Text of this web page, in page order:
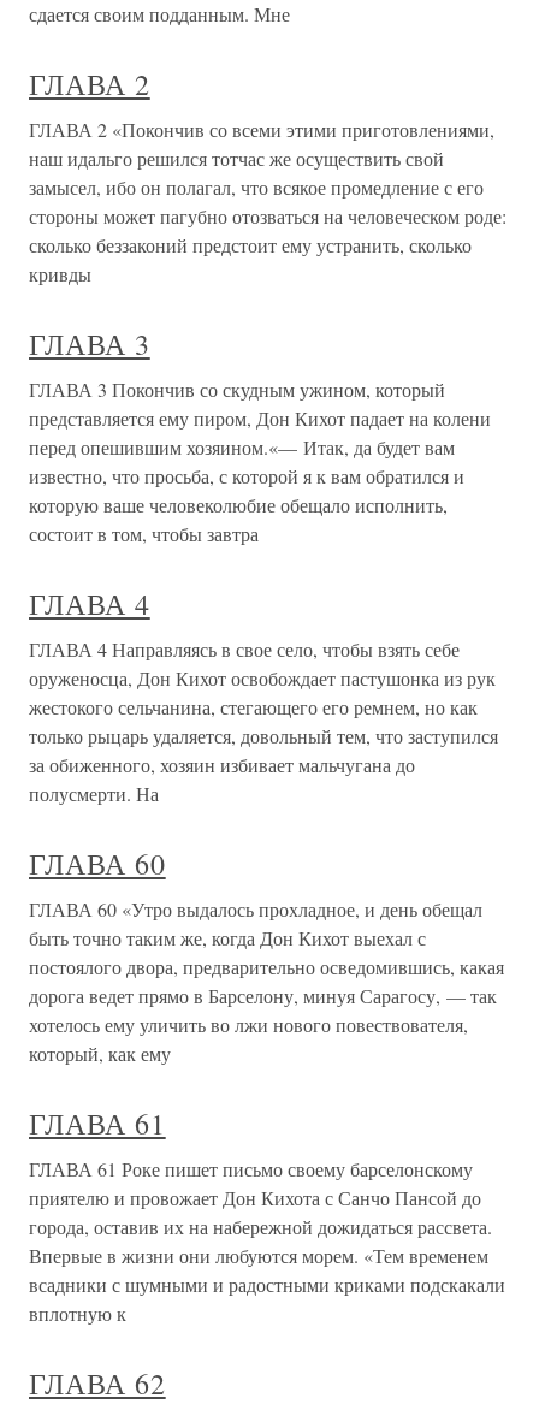
сдается своим подданным. Мне
ГЛАВА 2
ГЛАВА 2 «Покончив со всеми этими приготовлениями,
наш идальго решился тотчас же осуществить свой
замысел, ибо он полагал, что всякое промедление с его
стороны может пагубно отозваться на человеческом роде:
сколько беззаконий предстоит ему устранить, сколько
кривды
ГЛАВА 3
ГЛАВА 3 Покончив со скудным ужином, который
представляется ему пиром, Дон Кихот падает на колени
перед опешившим хозяином.«— Итак, да будет вам
известно, что просьба, с которой я к вам обратился и
которую ваше человеколюбие обещало исполнить,
состоит в том, чтобы завтра
ГЛАВА 4
ГЛАВА 4 Направляясь в свое село, чтобы взять себе
оруженосца, Дон Кихот освобождает пастушонка из рук
жестокого сельчанина, стегающего его ремнем, но как
только рыцарь удаляется, довольный тем, что заступился
за обиженного, хозяин избивает мальчугана до
полусмерти. На
ГЛАВА 60
ГЛАВА 60 «Утро выдалось прохладное, и день обещал
быть точно таким же, когда Дон Кихот выехал с
постоялого двора, предварительно осведомившись, какая
дорога ведет прямо в Барселону, минуя Сарагосу, — так
хотелось ему уличить во лжи нового повествователя,
который, как ему
ГЛАВА 61
ГЛАВА 61 Роке пишет письмо своему барселонскому
приятелю и провожает Дон Кихота с Санчо Пансой до
города, оставив их на набережной дожидаться рассвета.
Впервые в жизни они любуются морем. «Тем временем
всадники с шумными и радостными криками подскакали
вплотную к
ГЛАВА 62